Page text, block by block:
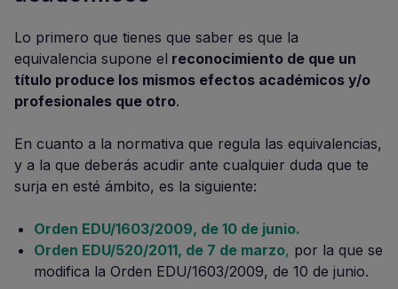
Lo primero que tienes que saber es que la
equivalencia supone el reconocimiento de que un
título produce los mismos efectos académicos y/o
profesionales que otro.
En cuanto a la normativa que regula las equivalencias,
y a la que deberás acudir ante cualquier duda que te
surja en esté ámbito, es la siguiente:
Orden EDU/1603/2009, de 10 de junio.
Orden EDU/520/2011, de 7 de marzo, por la que se
modifica la Orden EDU/1603/2009, de 10 de junio.